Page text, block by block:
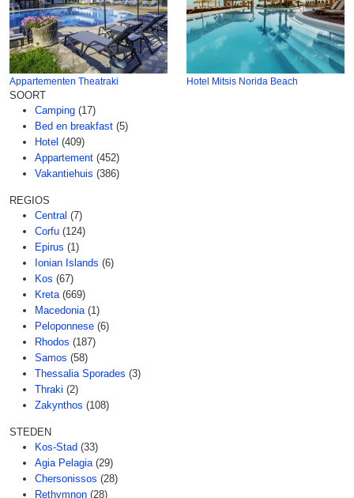
Appartementen Theatraki Hotel Mitsis Norida Beach
SOORT
Camping (17)
Bed en breakfast (5)
Hotel (409)
Appartement (452)
Vakantiehuis (386)
REGIOS
Central (7)
Corfu (124)
Epirus (1)
Ionian Islands (6)
Kos (67)
Kreta (669)
Macedonia (1)
Peloponnese (6)
Rhodos (187)
Samos (58)
Thessalia Sporades (3)
Thraki (2)
Zakynthos (108)
STEDEN
Kos-Stad (33)
Agia Pelagia (29)
Chersonissos (28)
Rethymnon (28)